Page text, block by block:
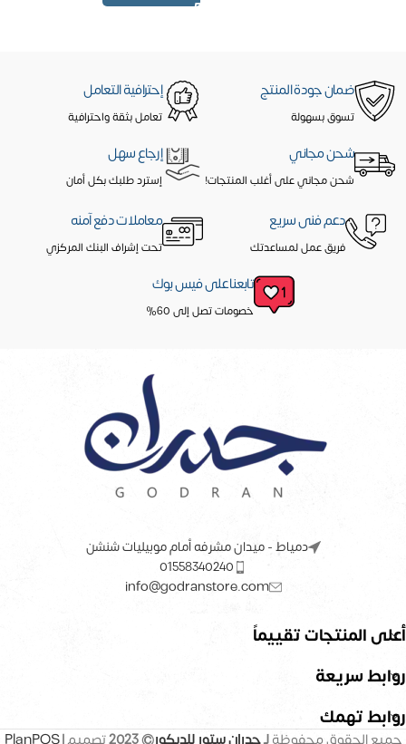
ضمان جودة المنتج
تسوق بسهولة
إحترافية التعامل
تعامل بثقة واحترافية
شحن مجاني
شحن مجاني على أغلب المنتجات!
إرجاع سهل
إسترد طلبك بكل أمان
دعم فنى سريع
فريق عمل لمساعدتك
معاملات دفع آمنه
تحت إشراف البنك المركزي
تابعنا على فيس بوك
خصومات تصل إلى 60%
دمياط - ميدان مشرفه أمام موبيليات شنشن
01558340240
info@godranstore.com
أعلى المنتجات تقييماً
روابط سريعة
روابط تهمك
جميع الحقوق محفوظةلـجدران ستور للديكور© 2023 تصميم |PlanPOS